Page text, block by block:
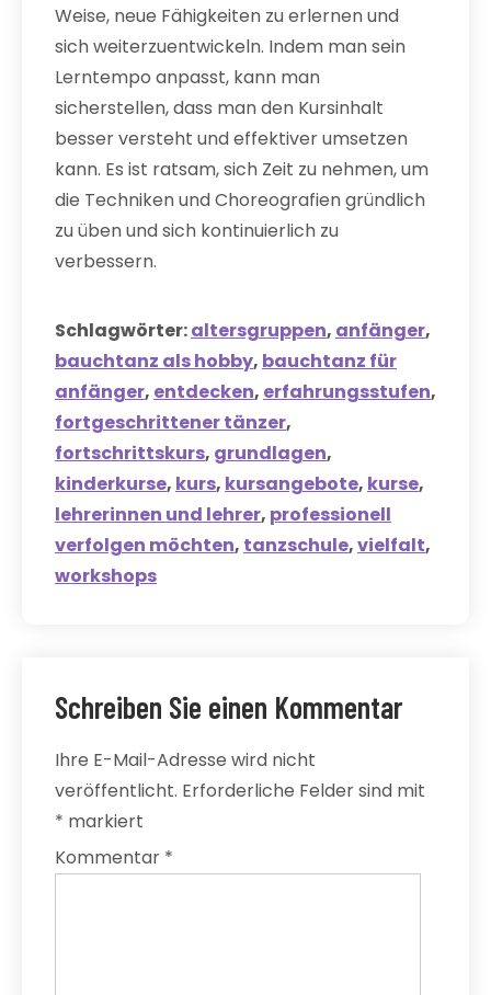
Weise, neue Fähigkeiten zu erlernen und
sich weiterzuentwickeln. Indem man sein
Lerntempo anpasst, kann man
sicherstellen, dass man den Kursinhalt
besser versteht und effektiver umsetzen
kann. Es ist ratsam, sich Zeit zu nehmen, um
die Techniken und Choreografien gründlich
zu üben und sich kontinuierlich zu
verbessern.
Schlagwörter:altersgruppen, anfänger,
bauchtanz als hobby, bauchtanz für
anfänger, entdecken, erfahrungsstufen,
fortgeschrittener tänzer,
fortschrittskurs, grundlagen,
kinderkurse, kurs, kursangebote, kurse,
lehrerinnen und lehrer, professionell
verfolgen möchten, tanzschule,vielfalt,
workshops
Schreiben Sie einen Kommentar
Ihre E-Mail-Adresse wird nicht
veröffentlicht. Erforderliche Felder sind mit
* markiert
Kommentar *